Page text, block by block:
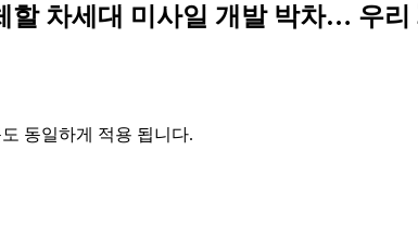
할 차세대 미사일 개발 박차… 우리
동일하게 적용 됩니다.